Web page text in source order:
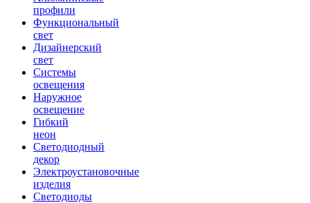
профили
Функциональный
свет
Дизайнерский
свет
Системы
освещения
Наружное
освещение
Гибкий
неон
Светодиодный
декор
Электроустановочные
изделия
Светодиоды